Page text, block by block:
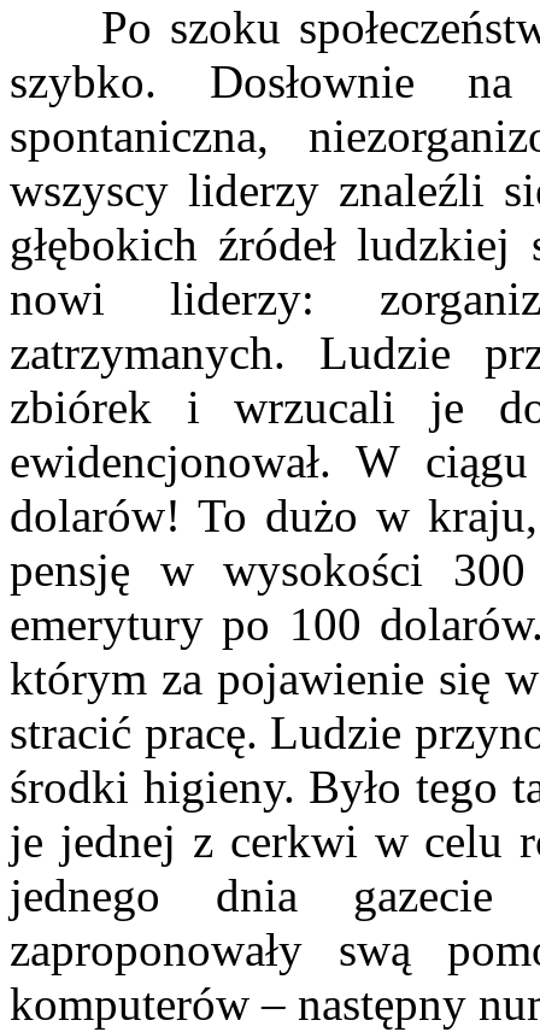
Po szoku
szybko. Dosłownie
spontaniczna,
wszyscy liderzy znaleźli
głębokich źródeł
nowi liderzy:
zatrzymanych. Ludzie
zbiórek i wrzucali je
ewidencjonował. W
dolarów! To dużo w
pensję w wysokości
emerytury po 100
którym za pojawienie się
stracić pracę. Ludzie
środki higieny. Było tego
je jednej z cerkwi w celu
jednego dnia
zaproponowały swą
komputerów – następny